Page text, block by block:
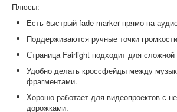
Плюсы:
Есть быстрый fade marker прямо на
Поддерживаются ручные точки
Страница Fairlight подходит для сложной
Удобно делать кроссфейды между
фрагментами.
Хорошо работает для видеопроектов с
дорожками.